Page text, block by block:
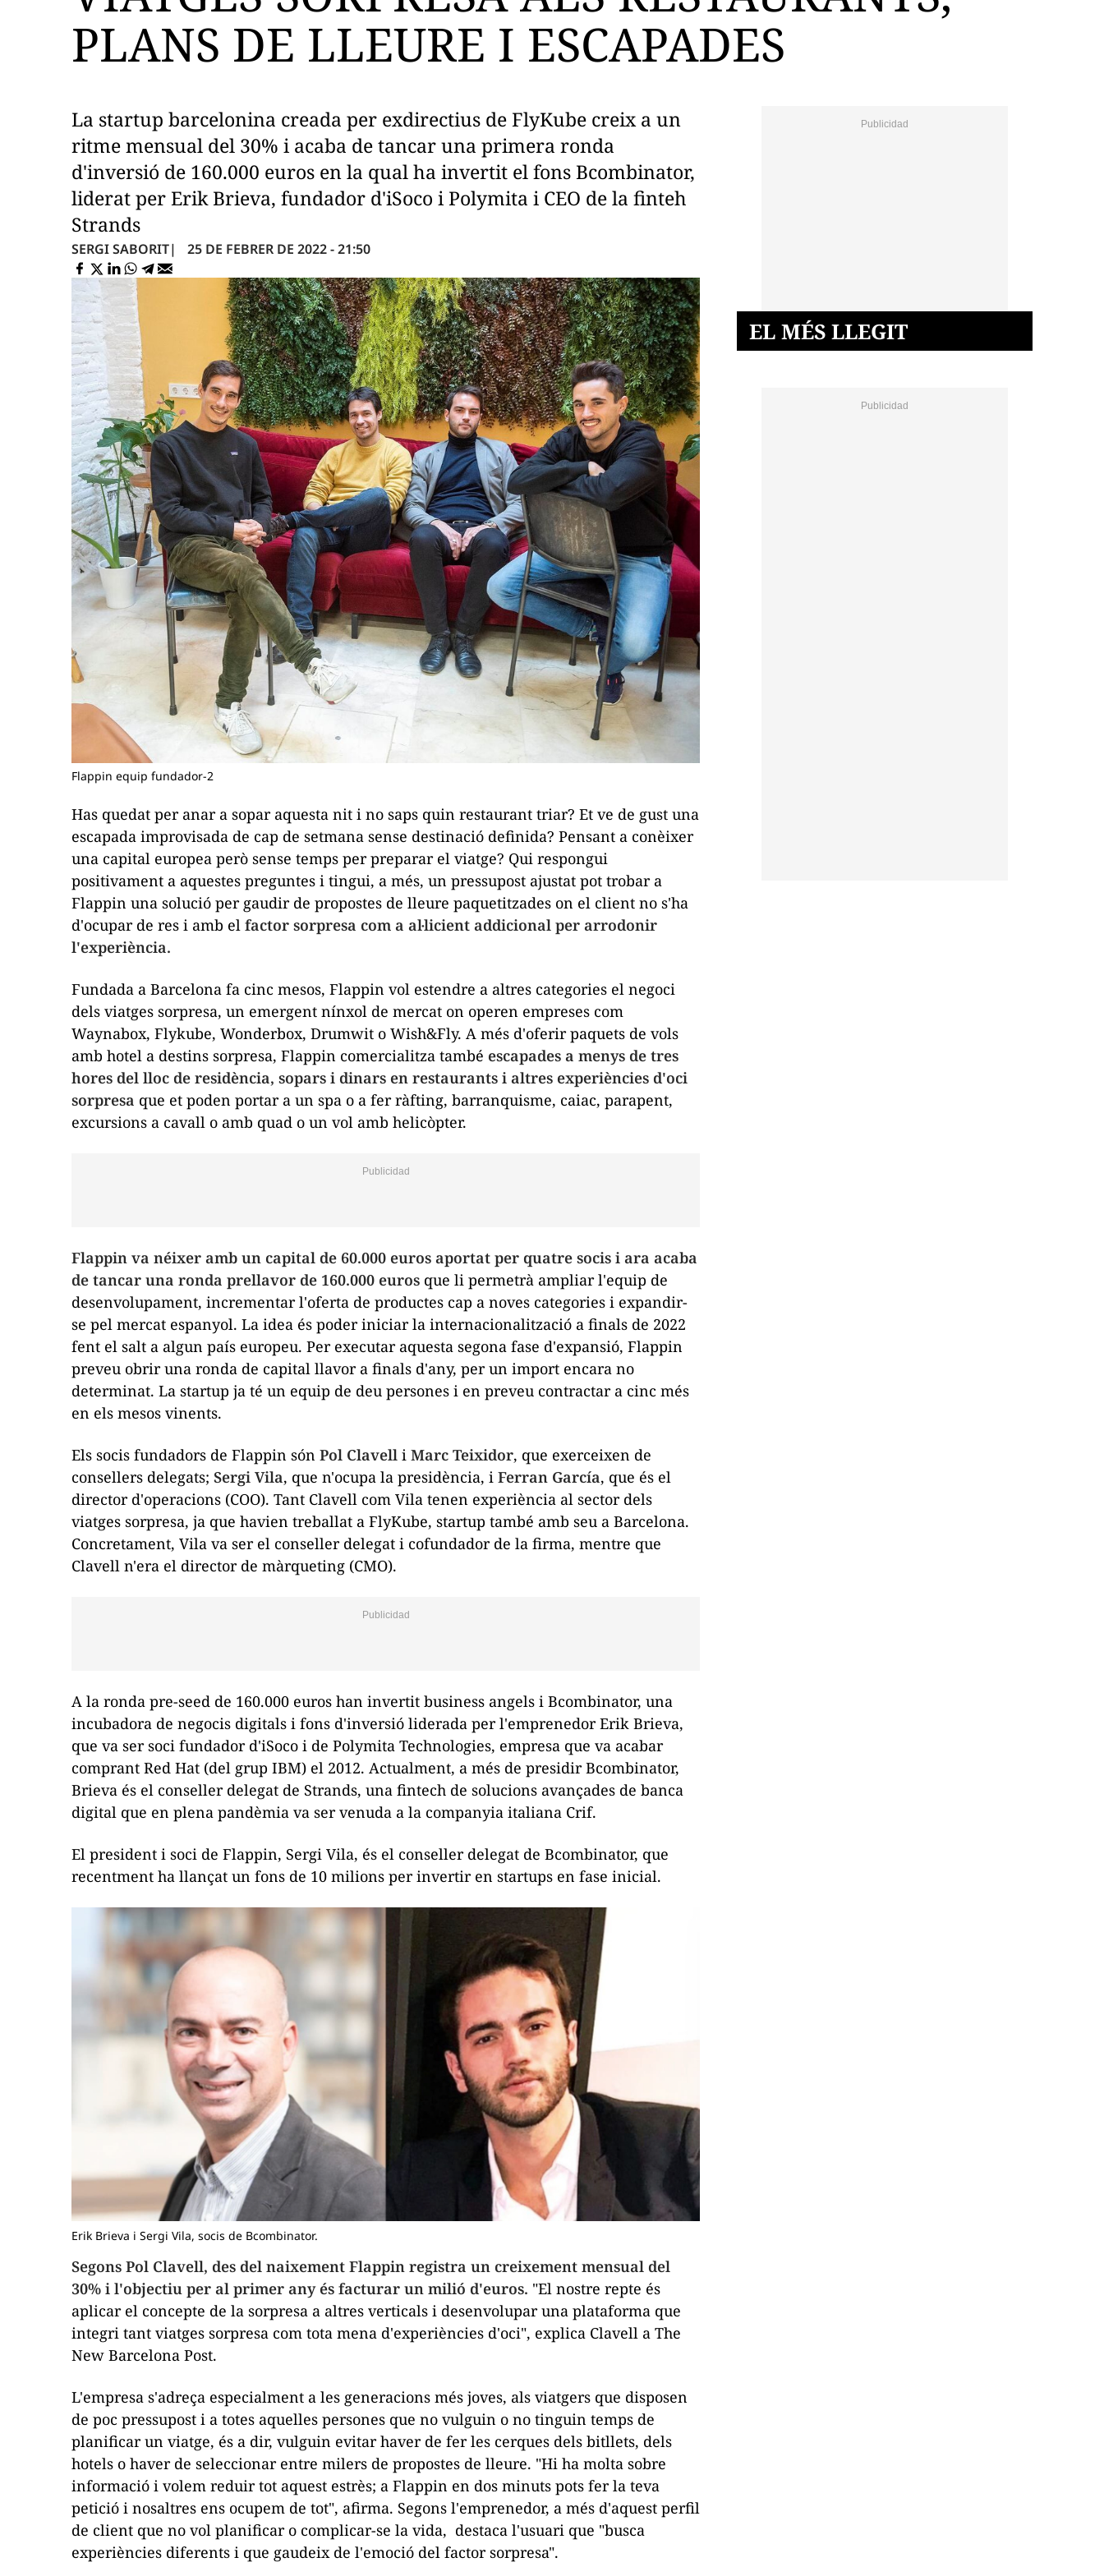
PLANS DE LLEURE I ESCAPADES
La startup barcelonina creada per exdirectius de FlyKube creix a un
ritme mensual del 30% i acaba de tancar una primera ronda
d'inversió de 160.000 euros en la qual ha invertit el fons Bcombinator,
liderat per Erik Brieva, fundador d'iSoco i Polymita i CEO de la finteh
Strands
SERGI SABORIT 25 DE FEBRER DE 2022 - 21:50
Flappin equip fundador-2
Has quedat per anar a sopar aquesta nit i no saps quin restaurant triar? Et ve de gust una
escapada improvisada de cap de setmana sense destinació definida? Pensant a conèixer
una capital europea però sense temps per preparar el viatge? Qui respongui
positivament a aquestes preguntes i tingui, a més, un pressupost ajustat pot trobar a
Flappin una solució per gaudir de propostes de lleure paquetitzades on el client no s'ha
d'ocupar de res i amb el factor sorpresa com a al·licient addicional per arrodonir
l'experiència.
Fundada a Barcelona fa cinc mesos, Flappin vol estendre a altres categories el negoci
dels viatges sorpresa, un emergent nínxol de mercat on operen empreses com
Waynabox, Flykube, Wonderbox, Drumwit o Wish&Fly. A més d'oferir paquets de vols
amb hotel a destins sorpresa, Flappin comercialitza també escapades a menys de tres
hores del lloc de residència, sopars i dinars en restaurants i altres experiències d'oci
sorpresa que et poden portar a un spa o a fer ràfting, barranquisme, caiac, parapent,
excursions a cavall o amb quad o un vol amb helicòpter.
Flappin va néixer amb un capital de 60.000 euros aportat per quatre socis i ara acaba
de tancar una ronda prellavor de 160.000 euros que li permetrà ampliar l'equip de
desenvolupament, incrementar l'oferta de productes cap a noves categories i expandir-
se pel mercat espanyol. La idea és poder iniciar la internacionalització a finals de 2022
fent el salt a algun país europeu. Per executar aquesta segona fase d'expansió, Flappin
preveu obrir una ronda de capital llavor a finals d'any, per un import encara no
determinat. La startup ja té un equip de deu persones i en preveu contractar a cinc més
en els mesos vinents.
Els socis fundadors de Flappin són Pol Clavell i Marc Teixidor, que exerceixen de
consellers delegats; Sergi Vila, que n'ocupa la presidència, i Ferran García, que és el
director d'operacions (COO). Tant Clavell com Vila tenen experiència al sector dels
viatges sorpresa, ja que havien treballat a FlyKube, startup també amb seu a Barcelona.
Concretament, Vila va ser el conseller delegat i cofundador de la firma, mentre que
Clavell n'era el director de màrqueting (CMO).
A la ronda pre-seed de 160.000 euros han invertit business angels i Bcombinator, una
incubadora de negocis digitals i fons d'inversió liderada per l'emprenedorErik Brieva,
que va ser soci fundador d'iSoco i de Polymita Technologies, empresa que va acabar
comprant Red Hat (del grup IBM) el 2012. Actualment, a més de presidirBcombinator,
Brieva és el conseller delegat de Strands, una fintech de solucions avançades de banca
digital que en plena pandèmia va ser venuda a la companyia italiana Crif.
El president i soci de Flappin, Sergi Vila, és el conseller delegat de Bcombinator, que
recentment ha llançat un fons de 10 milions per invertir en startups en fase inicial.
Erik Brieva i Sergi Vila, socis de Bcombinator.
Segons Pol Clavell, des del naixement Flappin registra un creixement mensual del
30% i l'objectiu per al primer any és facturar un milió d'euros. "El nostre repte és
aplicar el concepte de la sorpresa a altres verticals i desenvolupar una plataforma que
integri tant viatges sorpresa com tota mena d'experiències d'oci", explica Clavell a The
New Barcelona Post.
L'empresa s'adreça especialment a les generacions més joves, als viatgers que disposen
de poc pressupost i a totes aquelles persones que no vulguin o no tinguin temps de
planificar un viatge, és a dir, vulguin evitar haver de fer les cerques dels bitllets, dels
hotels o haver de seleccionar entre milers de propostes de lleure. "Hi ha molta sobre
informació i volem reduir tot aquest estrès; a Flappin en dos minuts pots fer la teva
petició i nosaltres ens ocupem de tot", afirma. Segons l'emprenedor, a més d'aquest perfil
de client que no vol planificar o complicar-se la vida, destaca l'usuari que "busca
experiències diferents i que gaudeix de l'emoció del factor sorpresa".
EL MÉS LLEGIT